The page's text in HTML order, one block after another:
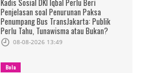
Kadis Sosial DKI Iqbal Perlu Beri
Penjelasan soal Penurunan Paksa
Penumpang Bus TransJakarta: Publik
Perlu Tahu, Tunawisma atau Bukan?
08-08-2026 13:49
Bola